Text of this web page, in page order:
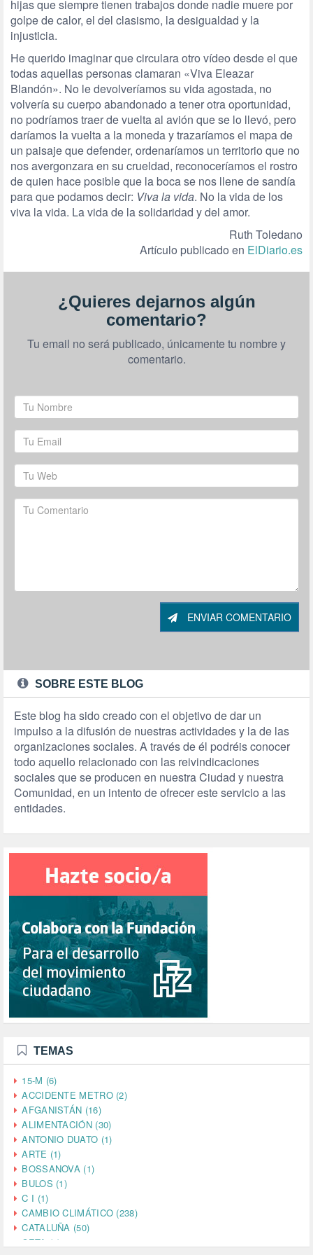
hijas que siempre tienen trabajos donde nadie muere por
golpe de calor, el del clasismo, la desigualdad y la
injusticia.
He querido imaginar que circulara otro vídeo desde el que
todas aquellas personas clamaran «Viva Eleazar
Blandón». No le devolveríamos su vida agostada, no
volvería su cuerpo abandonado a tener otra oportunidad,
no podríamos traer de vuelta al avión que se lo llevó, pero
daríamos la vuelta a la moneda y trazaríamos el mapa de
un paisaje que defender, ordenaríamos un territorio que no
nos avergonzara en su crueldad, reconoceríamos el rostro
de quien hace posible que la boca se nos llene de sandía
para que podamos decir: Viva la vida. No la vida de los
viva la vida. La vida de la solidaridad y del amor.
Ruth Toledano
Artículo publicado en ElDiario.es
¿Quieres dejarnos algún
comentario?
Tu email no será publicado, únicamente tu nombre y
comentario.
ENVIAR COMENTARIO
SOBRE ESTE BLOG
Este blog ha sido creado con el objetivo de dar un
impulso a la difusión de nuestras actividades y la de las
organizaciones sociales. A través de él podréis conocer
todo aquello relacionado con las reivindicaciones
sociales que se producen en nuestra Ciudad y nuestra
Comunidad, en un intento de ofrecer este servicio a las
entidades.
TEMAS
15-M (6)
ACCIDENTE METRO (2)
AFGANISTÁN (16)
ALIMENTACIÓN (30)
ANTONIO DUATO (1)
ARTE (1)
BOSSANOVA (1)
BULOS (1)
C I (1)
CAMBIO CLIMÁTICO (238)
CATALUÑA (50)
CETA (2)